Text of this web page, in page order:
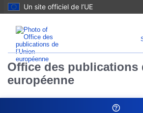
Un site officiel de l’UE
Office des publications
européenne